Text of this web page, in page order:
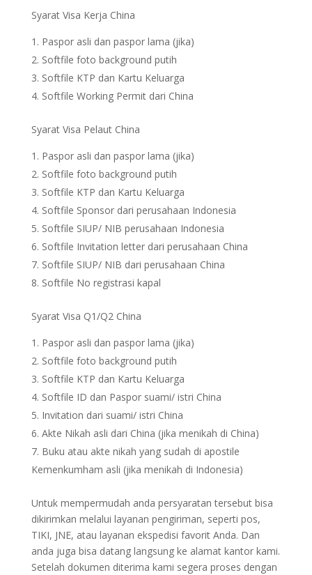
Syarat Visa Kerja China
Paspor asli dan paspor lama (jika)
Softfile foto background putih
Softfile KTP dan Kartu Keluarga
Softfile Working Permit dari China
Syarat Visa Pelaut China
Paspor asli dan paspor lama (jika)
Softfile foto background putih
Softfile KTP dan Kartu Keluarga
Softfile Sponsor dari perusahaan Indonesia
Softfile SIUP/ NIB perusahaan Indonesia
Softfile Invitation letter dari perusahaan China
Softfile SIUP/ NIB dari perusahaan China
Softfile No registrasi kapal
Syarat Visa Q1/Q2 China
Paspor asli dan paspor lama (jika)
Softfile foto background putih
Softfile KTP dan Kartu Keluarga
Softfile ID dan Paspor suami/ istri China
Invitation dari suami/ istri China
Akte Nikah asli dari China (jika menikah di China)
Buku atau akte nikah yang sudah di apostile
Kemenkumham asli (jika menikah di Indonesia)
Untuk mempermudah anda persyaratan tersebut bisa
dikirimkan melalui layanan pengiriman, seperti pos,
TIKI, JNE, atau layanan ekspedisi favorit Anda. Dan
anda juga bisa datang langsung ke alamat kantor kami.
Setelah dokumen diterima kami segera proses dengan